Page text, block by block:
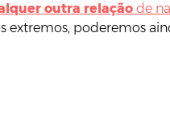
outra relação de
poderemos